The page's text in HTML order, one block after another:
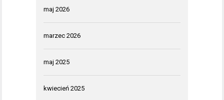
maj 2026
marzec 2026
maj 2025
kwiecień 2025